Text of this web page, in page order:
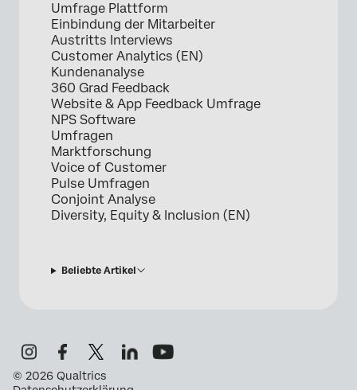
Umfrage Plattform
Einbindung der Mitarbeiter
Austritts Interviews
Customer Analytics (EN)
Kundenanalyse
360 Grad Feedback
Website & App Feedback Umfrage
NPS Software
Umfragen
Marktforschung
Voice of Customer
Pulse Umfragen
Conjoint Analyse
Diversity, Equity & Inclusion (EN)
Beliebte Artikel
© 2026 Qualtrics